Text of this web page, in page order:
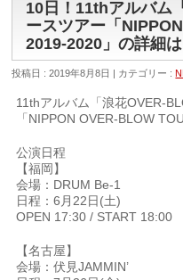
10日！11thアルバム
ースツアー「
2019-2020」の詳細
投稿日 : 2019年8月8日 | カテゴリー :
11thアルバム「浪花OVER-
「NIPPON OVER-BLOW
公演日程
【福岡】
会場：DRUM Be-1
日程：6月22日(土)
OPEN 17:30 / START 18:00
【名古屋】
会場：伏見JAMMIN’